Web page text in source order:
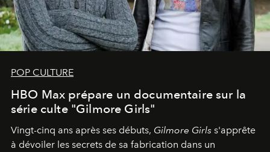
POP CULTURE
HBO Max prépare un documentaire sur la
série culte "Gilmore Girls"
Vingt-cinq ans après ses débuts, Gilmore Girls s'apprête
à dévoiler les secrets de sa fabrication dans un